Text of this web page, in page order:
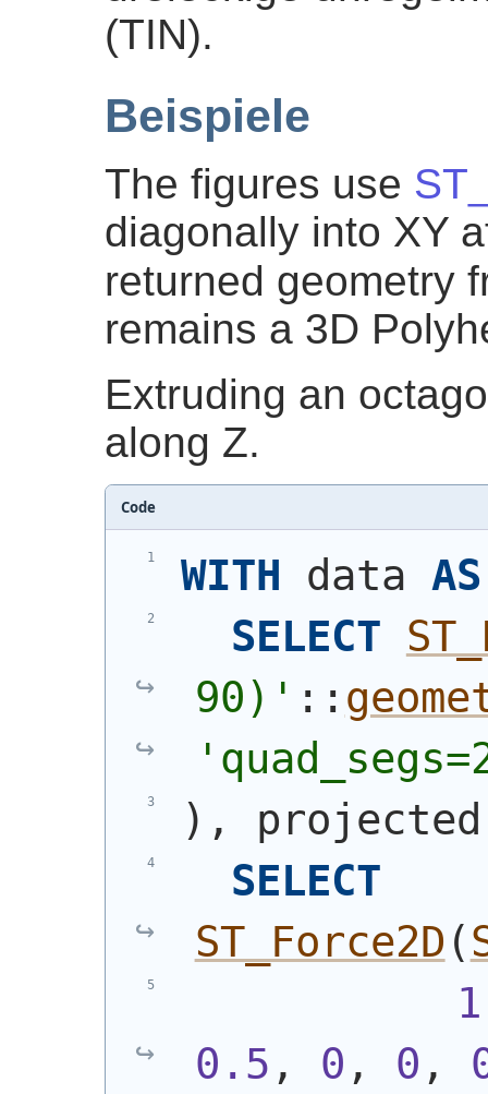
(TIN).
Beispiele
The figures use
diagonally into XY
returned geometry
remains a 3D
Extruding an
along Z.
Code
WITH data AS
SELECT
90) ' ::
) ,
SELECT
ST_Force2D (
1
0.5 , 0 , 0 ,